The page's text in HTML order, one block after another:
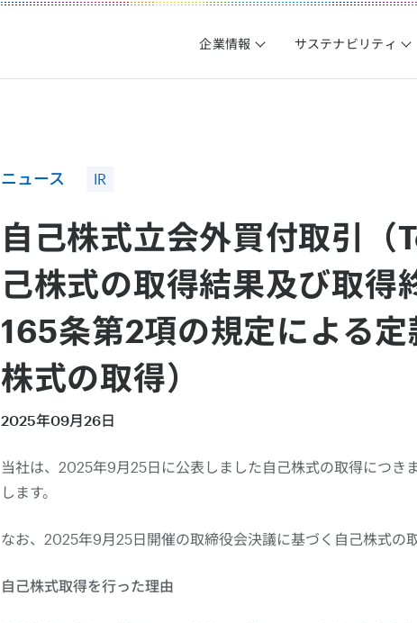
企業情報 サステナビリティ
ニュース IR
自己株式立会外買付取引（
己株式の取得結果及び取得
165条第2項の規定による
株式の取得）
2025年09月26日
当社は、2025年9月25日に公表しました自己株式の取得につき
します。
なお、2025年9月25日開催の取締役会決議に基づく自己株式の
自己株式取得を行った理由